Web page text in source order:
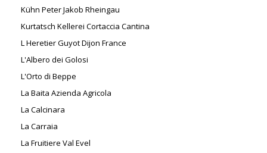
Kühn Peter Jakob Rheingau
Kurtatsch Kellerei Cortaccia Cantina
L Heretier Guyot Dijon France
L'Albero dei Golosi
L'Orto di Beppe
La Baita Azienda Agricola
La Calcinara
La Carraia
La Fruitiere Val Evel